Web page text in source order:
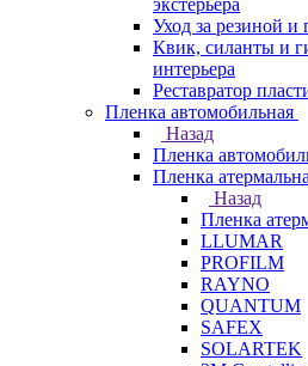
экстерьера
Уход за резиной и
Квик, силанты и
интерьера
Реставратор
Пленка автомобильная
Назад
Пленка
Пленка
Назад
Пленка
LLUMAR
PROFILM
RAYNO
QUANTUM
SAFEX
SOLARTEK